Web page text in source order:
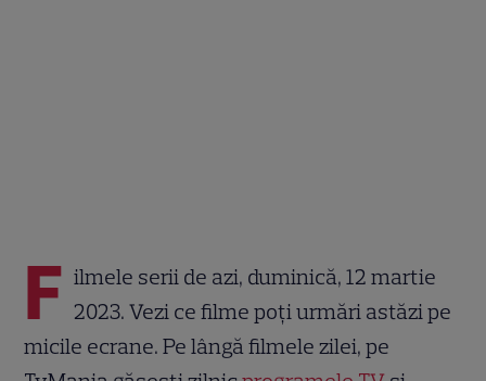
F ilmele serii de azi, duminică, 12 martie
2023. Vezi ce filme poți urmări astăzi pe
micile ecrane. Pe lângă filmele zilei, pe